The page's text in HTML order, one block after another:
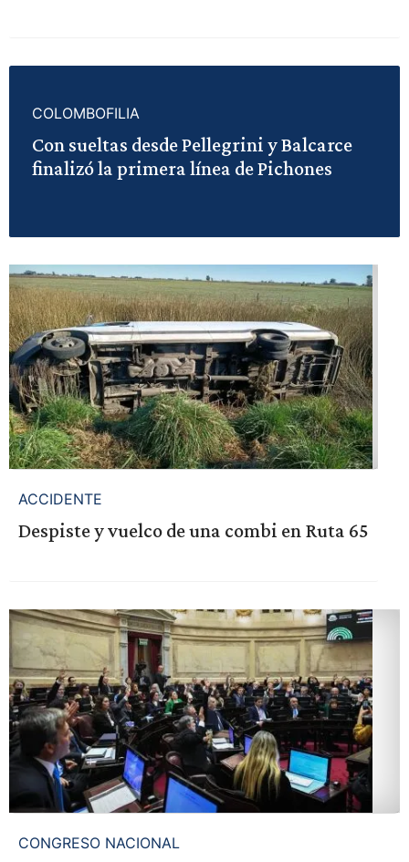
COLOMBOFILIA
Con sueltas desde Pellegrini y Balcarce
finalizó la primera línea de Pichones
ACCIDENTE
Despiste y vuelco de una combi en Ruta 65
CONGRESO NACIONAL